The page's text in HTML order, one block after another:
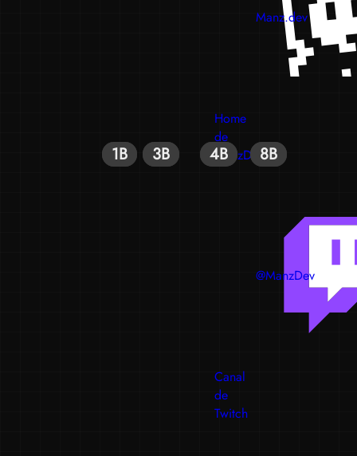
Manz.dev
Home
de
ManzDev
@ManzDev
Canal
de
Twitch
1B 3B 4B 8B
1B 3B 4B 8B